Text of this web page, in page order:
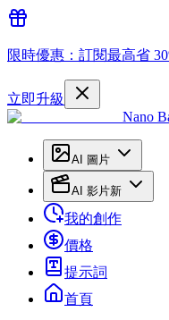
限時優惠：訂閱最高省
立即升級
Nano
AI 圖片
AI 影片新
我的創作
價格
提示詞
首頁